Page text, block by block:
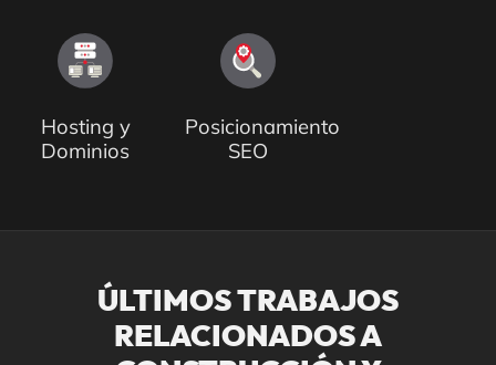
Hosting y
Dominios
Posicionamiento
SEO
ÚLTIMOS TRABAJOS
RELACIONADOS A